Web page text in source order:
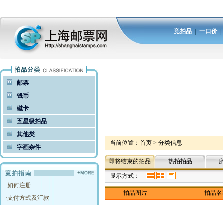
竞拍品 一口价
邮票
钱币
磁卡
五星级拍品
其他类
字画杂件
·如何注册
·支付方式及汇款
当前位置： 首页> 分类信息
即将结束的拍品 热拍拍品
显示方式：
拍品图片 拍品名